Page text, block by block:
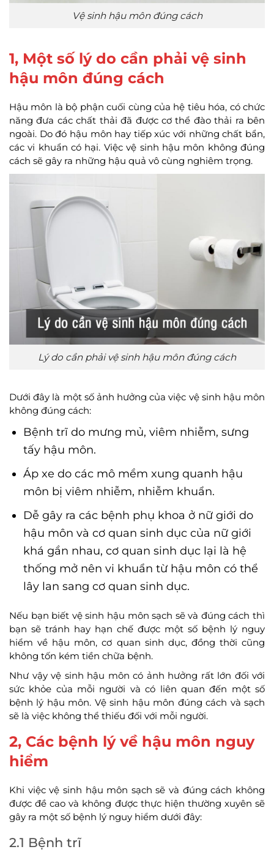
Vệ sinh hậu môn đúng cách
1, Một số lý do cần phải vệ sinh
hậu môn đúng cách
Hậu môn là bộ phận cuối cùng của hệ tiêu hóa, có chức
năng đưa các chất thải đã được cơ thể đào thải ra bên
ngoài. Do đó hậu môn hay tiếp xúc với những chất bẩn,
các vi khuẩn có hại. Việc vệ sinh hậu môn không đúng
cách sẽ gây ra những hậu quả vô cùng nghiêm trọng.
Lý do cần phải vệ sinh hậu môn đúng cách
Dưới đây là một số ảnh hưởng của việc vệ sinh hậu môn
không đúng cách:
Bệnh trĩ do mưng mủ, viêm nhiễm, sưng
tấy hậu môn.
Áp xe do các mô mềm xung quanh hậu
môn bị viêm nhiễm, nhiễm khuẩn.
Dễ gây ra các bệnh phụ khoa ở nữ giới do
hậu môn và cơ quan sinh dục của nữ giới
khá gần nhau, cơ quan sinh dục lại là hệ
thống mở nên vi khuẩn từ hậu môn có thể
lây lan sang cơ quan sinh dục.
Nếu bạn biết vệ sinh hậu môn sạch sẽ và đúng cách thì
bạn sẽ tránh hay hạn chế được một số bệnh lý nguy
hiểm về hậu môn, cơ quan sinh dục, đồng thời cũng
không tốn kém tiền chữa bệnh.
Như vậy vệ sinh hậu môn có ảnh hưởng rất lớn đối với
sức khỏe của mỗi người và có liên quan đến một số
bệnh lý hậu môn. Vệ sinh hậu môn đúng cách và sạch
sẽ là việc không thể thiếu đối với mỗi người.
2, Các bệnh lý về hậu môn nguy
hiểm
Khi việc vệ sinh hậu môn sạch sẽ và đúng cách không
được đề cao và không được thực hiện thường xuyên sẽ
gây ra một số bệnh lý nguy hiểm dưới đây:
2.1 Bệnh trĩ